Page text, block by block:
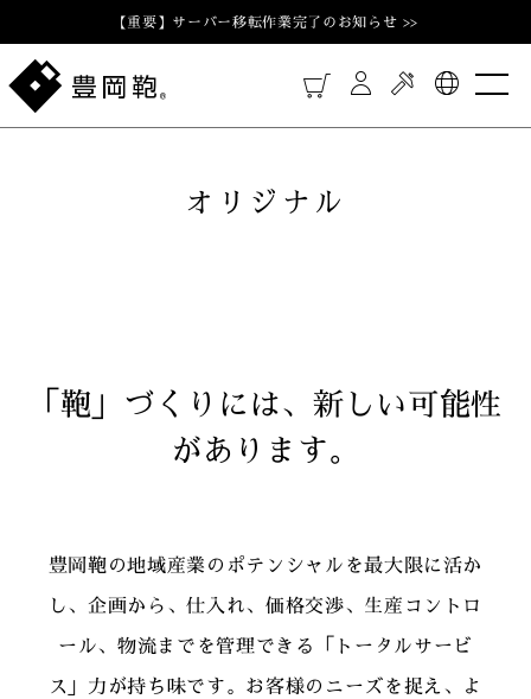
【重要】サーバー移転作業完了のお知らせ >>
オリジナル
「鞄」づくりには、新しい可能性
があります。
豊岡鞄の地域産業のポテンシャルを最大限に活か
し、企画から、仕入れ、価格交渉、生産コントロ
ール、物流までを管理できる「トータルサービ
ス」力が持ち味です。お客様のニーズを捉え、よ